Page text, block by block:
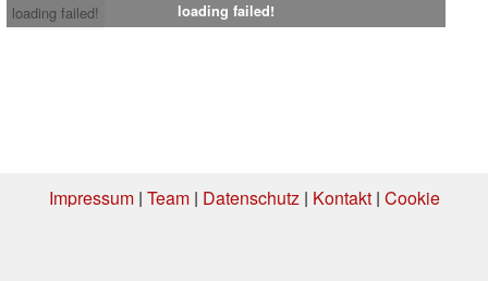
loading failed!
loading failed!
Impressum| Team| Datenschutz| Kontakt| Cookie